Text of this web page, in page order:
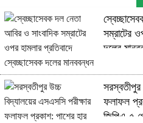
সম্রাটের
দলের
সরস্বতীপুর
ফলাফল
জিপিএ-৫